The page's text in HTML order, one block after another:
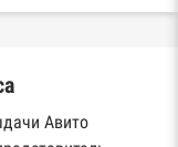
Авито